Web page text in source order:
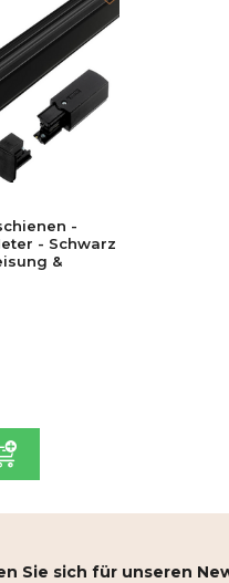
-
- Schwarz
&
Sie sich für unseren